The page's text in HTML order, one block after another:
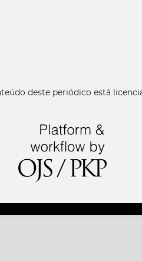
deste periódico está